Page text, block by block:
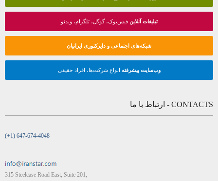
تبلیغات آنلاینفیس‌بوک، گوگل، تلگرام، ویدئو
شبکه‌های اجتماعی و دایرکتوری ایرانیان
وب‌سایت پیشرفته انواع شرکت‌ها، افراد حقیقی
CONTACTS - ارتباط با ما
(+1) 647-674-4048
315 Steelcase Road East, Suite 201,